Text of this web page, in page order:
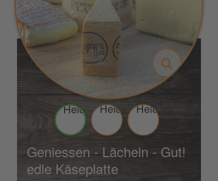
Geniessen - Lächeln - Gut!
edle Käseplatte